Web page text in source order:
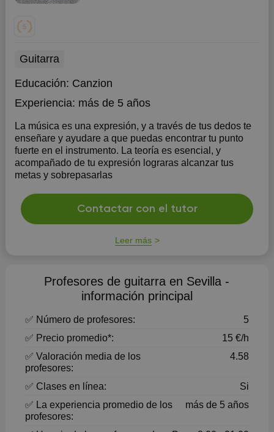
Guitarra
Educación: Canzion
Experiencia: más de 5 años
La música es una expresión, y a través de tus dedos te
enseñare y ayudare a que puedas encontrar tu punto
fuerte en el instrumento. La teoría es esencial, y
acompañado de tu expresión lograras alcanzar tus
metas y sobrepasarlas
Contactar con el tutor
Leer más
Profesores de guitarra en Sevilla -
información principal
✅ Número de profesores:
5
✅ Precio promedio*:
15 €/h
✅ Valoración media de los
profesores:
4.58
✅ Clases en línea:
Si
✅ La experiencia promedio de los
profesores:
más de 5 años